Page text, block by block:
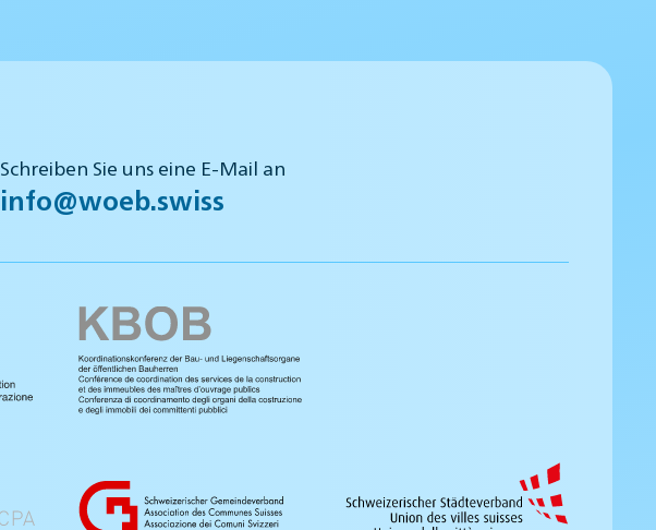
Schreiben Sie uns eine E-Mail an
info@woeb.swiss